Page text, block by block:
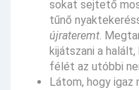
sokat sejtető
tűnő
újrateremt.
kijátszani a
félét az utóbbi
Látom, hogy igaz